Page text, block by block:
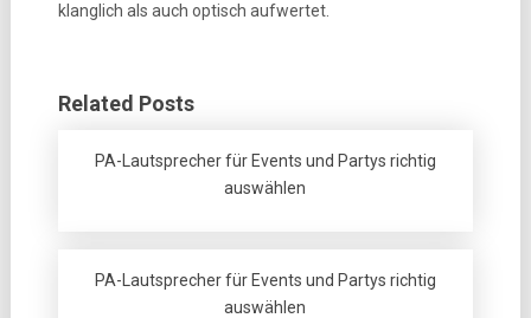
klanglich als auch optisch aufwertet.
Related Posts
PA-Lautsprecher für Events und Partys richtig
auswählen
PA-Lautsprecher für Events und Partys richtig
auswählen